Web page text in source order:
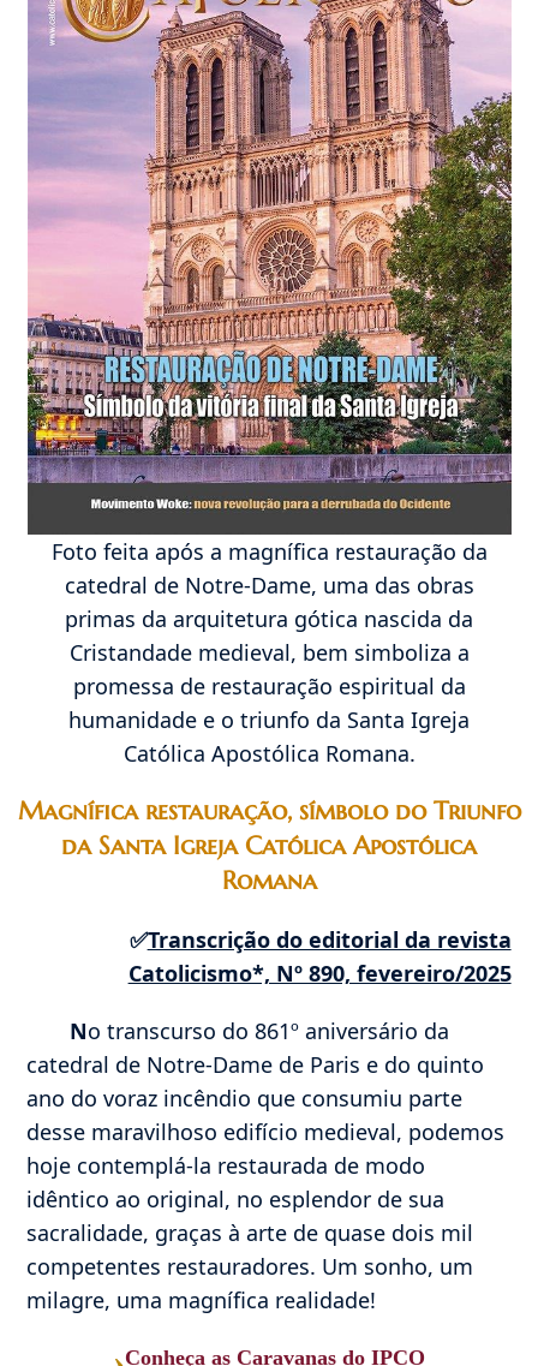
Foto feita após a magnífica restauração da
catedral de Notre-Dame, uma das obras
primas da arquitetura gótica nascida da
Cristandade medieval, bem simboliza a
promessa de restauração espiritual da
humanidade e o triunfo da Santa Igreja
Católica Apostólica Romana.
Magnífica restauração, símbolo do Triunfo
da Santa Igreja Católica Apostólica
Romana
✅Transcrição do editorial da revista
Catolicismo*, Nº 890, fevereiro/2025
No transcurso do 861º aniversário da
catedral de Notre-Dame de Paris e do quinto
ano do voraz incêndio que consumiu parte
desse maravilhoso edifício medieval, podemos
hoje contemplá-la restaurada de modo
idêntico ao original, no esplendor de sua
sacralidade, graças à arte de quase dois mil
competentes restauradores. Um sonho, um
milagre, uma magnífica realidade!
Conheça as Caravanas do IPCO